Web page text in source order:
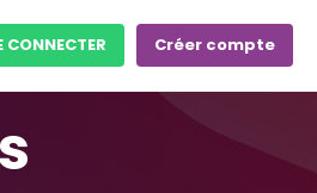
CONNECTER Créer compte